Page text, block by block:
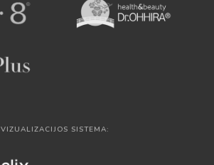
VIZUALIZACIJOS SISTEMA: